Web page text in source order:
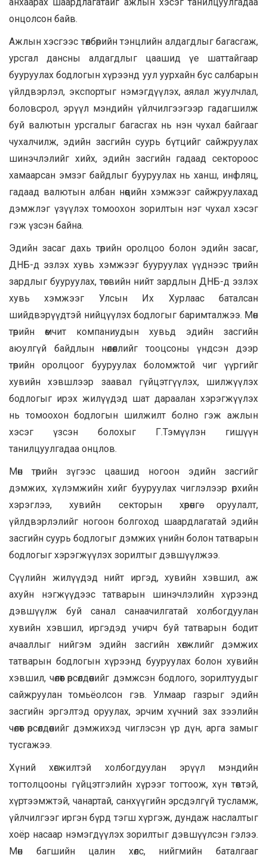
онцолсон байв.
Ажлын хэсгээс төлбөрийн тэнцлийн алдагдлыг багасгаж,
урсгал дансны алдагдлыг цаашид үе шаттайгаар
бууруулах бодлогын хүрээнд уул уурхайн бус салбарын
үйлдвэрлэл, экспортыг нэмэгдүүлэх, аялал жуулчлал,
боловсрол, эрүүл мэндийн үйлчилгээгээр гадагшилж
буй валютын урсгалыг багасгах нь нэн чухал байгааг
чухалчилж, эдийн засгийн суурь бүтцийг сайжруулах
шинэчлэлийг хийх, эдийн засгийн гадаад сектороос
хамаарсан эмзэг байдлыг бууруулах нь ханш, инфляц,
гадаад валютын албан нөөцийн хэмжээг сайжруулахад
дэмжлэг үзүүлэх томоохон зорилтын нэг чухал хэсэг
гэж үзсэн байна.
Эдийн засаг дахь төрийн оролцоо болон эдийн засаг,
ДНБ-д эзлэх хувь хэмжээг бууруулах үүднээс төрийн
зардлыг бууруулах, төсвийн нийт зардлын ДНБ-д эзлэх
хувь хэмжээг Улсын Их Хурлаас баталсан
шийдвэрүүдтэй нийцүүлэх бодлогыг баримталжээ. Мөн
төрийн өмчит компаниудын хувьд эдийн засгийн
аюулгүй байдлын нөлөөллийг тооцсоны үндсэн дээр
төрийн оролцоог бууруулах боломжтой чиг үүргийг
хувийн хэвшлээр заавал гүйцэтгүүлэх, шилжүүлэх
бодлогыг ирэх жилүүдэд шат дараалан хэрэгжүүлэх
нь томоохон бодлогын шилжилт болно гэж ажлын
хэсэг үзсэн болохыг Г.Тэмүүлэн гишүүн
танилцуулгадаа онцлов.
Мөн төрийн зүгээс цаашид ногоон эдийн засгийг
дэмжих, хүлэмжийн хийг бууруулах чиглэлээр өрхийн
хэрэглээ, хувийн секторын хөрөнгө оруулалт,
үйлдвэрлэлийг ногоон болгоход шаардлагатай эдийн
засгийн суурь бодлогыг дэмжих үнийн болон татварын
бодлогыг хэрэгжүүлэх зорилтыг дэвшүүлжээ.
Сүүлийн жилүүдэд нийт иргэд, хувийн хэвшил, аж
ахуйн нэгжүүдээс татварын шинэчлэлийн хүрээнд
дэвшүүлж буй санал санаачилгатай холбогдуулан
хувийн хэвшил, иргэдэд учирч буй татварын бодит
ачааллыг нийгэм эдийн засгийн хөгжлийг дэмжих
татварын бодлогын хүрээнд бууруулах болон хувийн
хэвшил, чөлөөт өрсөлдөөнийг дэмжсэн бодлого, зорилтуудыг
сайжруулан томьёолсон гэв. Улмаар газрыг эдийн
засгийн эргэлтэд оруулах, эрчим хүчний зах зээлийн
чөлөөт өрсөлдөөнийг дэмжихэд чиглэсэн үр дүн, арга замыг
тусгажээ.
Хүний хөгжилтэй холбогдуулан эрүүл мэндийн
тогтолцооны гүйцэтгэлийн хүрээг тогтоож, хүн төвтэй,
хүртээмжтэй, чанартай, санхүүгийн эрсдэлгүй тусламж,
үйлчилгээг иргэн бүрд тэгш хүргэж, дундаж наслалтыг
хоёр насаар нэмэгдүүлэх зорилтыг дэвшүүлсэн гэлээ.
Мөн багшийн цалин хөлс, нийгмийн баталгааг